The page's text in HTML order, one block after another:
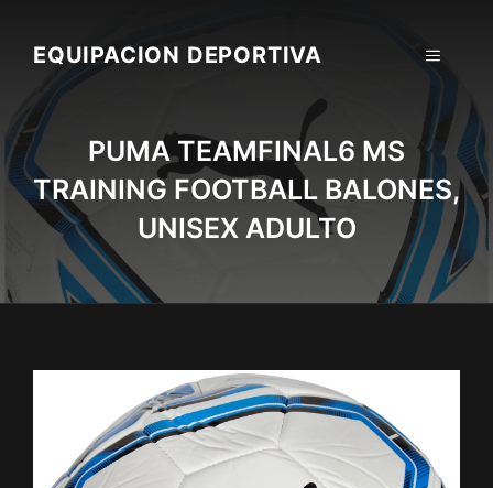
contentEQUIPACION DEPORTIVA MENU
PUMA TEAMFINAL6 MS
TRAINING FOOTBALL BALONES,
UNISEX ADULTO